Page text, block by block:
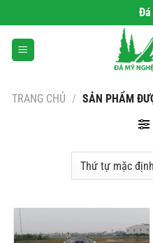
qua
nội
dung
Đá
TRANG CHỦ / SẢN PHẨM